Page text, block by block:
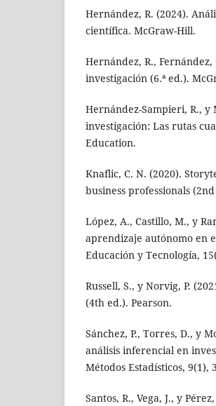
Hernández, R. (2024).
científica. McGraw-Hill.
Hernández, R., Fernández,
investigación (6.ª ed.).
Hernández-Sampieri, R., y
investigación: Las rutas
Education.
Knaflic, C. N. (2020).
business professionals
López, A., Castillo, M., y
aprendizaje autónomo en
Educación y Tecnología,
Russell, S., y Norvig, P.
(4th ed.). Pearson.
Sánchez, P., Torres, D., y
análisis inferencial en
Métodos Estadísticos, 9(1),
Santos, R., Vega, J., y